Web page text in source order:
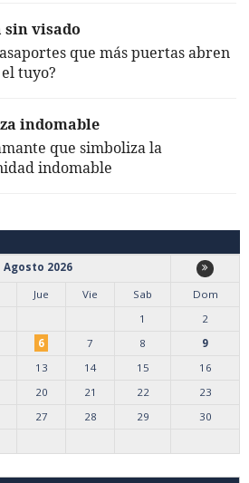
sin visado
que más puertas abren
tuyo?
indomable
que simboliza la
indomable
Agosto 2026
Jue Vie Sab
Dom
1
2
6 7 8
9
13 14 15
16
20 21 22
23
27 28 29
30